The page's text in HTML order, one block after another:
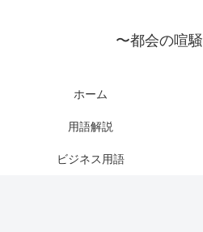
〜都会の喧
ホーム
用語解説
ビジネス用語